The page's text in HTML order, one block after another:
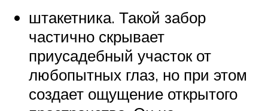
штакетника. Такой забор
частично скрывает
приусадебный участок от
любопытных глаз, но при этом
создает ощущение открытого